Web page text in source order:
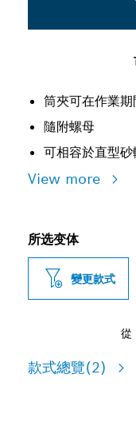
筒夾可在作業
隨附螺母
可相容於直型砂
View more
所选变体
變更款式
從
款式總覽(2)